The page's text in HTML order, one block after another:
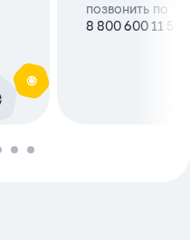
позвонить по
8 800 600 11 50